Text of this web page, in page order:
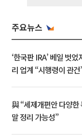
주요뉴스
‘한국판 IRA’ 베일 벗
리 업계 “시행령이 관건
與 “세제개편안 다양
말 정리 가능성”